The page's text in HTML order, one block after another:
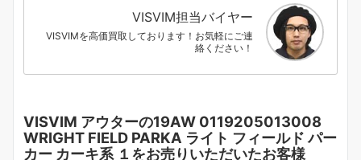
VISVIM担当バイヤー
VISVIMを高価買取しております！お気軽にご連
絡ください！
VISVIM アウターの19AW 0119205013008
WRIGHT FIELD PARKA ライト フィールド パー
カー カーキ系 １ をお売りいただいたお客様